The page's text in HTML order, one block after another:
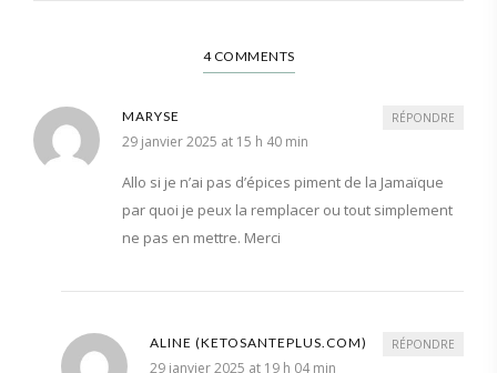
4 COMMENTS
MARYSE
29 janvier 2025 at 15 h 40 min
Allo si je n’ai pas d’épices piment de la Jamaïque
par quoi je peux la remplacer ou tout simplement
ne pas en mettre. Merci
RÉPONDRE
ALINE (KETOSANTEPLUS.COM)
29 janvier 2025 at 19 h 04 min
RÉPONDRE